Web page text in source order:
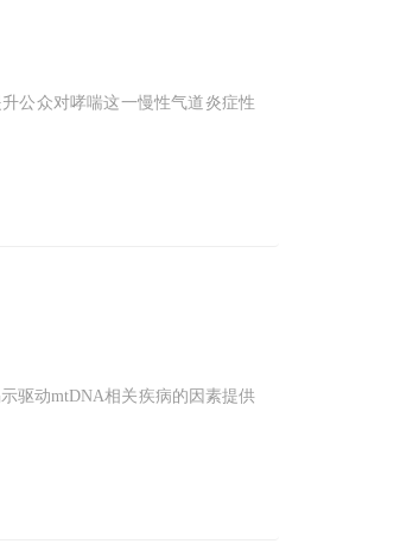
公众对哮喘这一慢性气道炎症性
驱动mtDNA相关疾病的因素提供